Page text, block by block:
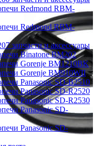
Redmond RBM-
Redmond RBM-
запчасти и аксессуары
Binatone BM202
Gorenje BM1210BK
Gorenje BM910WII
Panasonic SD-B2510
Panasonic SD-R2520
Panasonic SD-R2530
Panasonic SD-
Panasonic SD-